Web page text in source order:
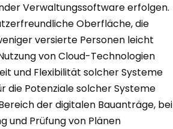
Verwaltungssoftware erfolgen.
Oberfläche, die
versierte Personen leicht
von Cloud-Technologien
und Flexibilität solcher Systeme
die Potenziale solcher Systeme
der digitalen Bauanträge, bei
und Prüfung von Plänen